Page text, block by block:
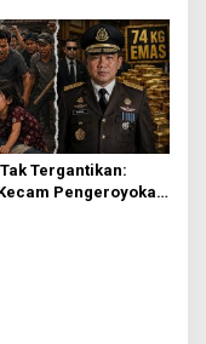
Tergantikan:
Pengeroyokan